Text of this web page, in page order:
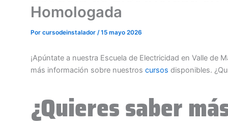
Homologada
Por cursodeinstalador /15 mayo 2026
¡Apúntate a nuestra Escuela de Electricidad en Valle de
más información sobre nuestros cursos disponibles.
¿Quieres saber